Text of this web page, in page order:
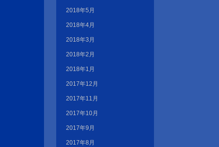
2018年5月
2018年4月
2018年3月
2018年2月
2018年1月
2017年12月
2017年11月
2017年10月
2017年9月
2017年8月